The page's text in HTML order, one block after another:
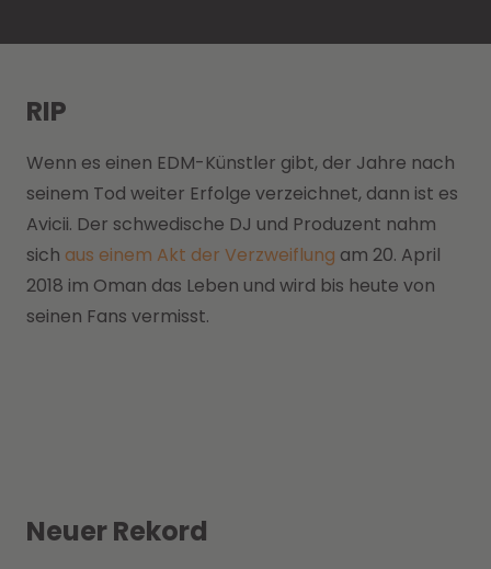
RIP
Wenn es einen EDM-Künstler gibt, der Jahre nach
seinem Tod weiter Erfolge verzeichnet, dann ist es
Avicii. Der schwedische DJ und Produzent nahm
sich aus einem Akt der Verzweiflung am 20. April
2018 im Oman das Leben und wird bis heute von
seinen Fans vermisst.
Neuer Rekord